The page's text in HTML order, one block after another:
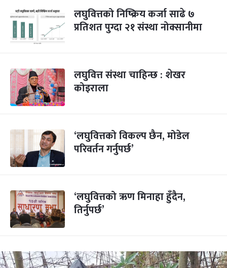
लघुवित्तको निष्क्रिय कर्जा साढे ७
प्रतिशत पुग्दा २१ संस्था नोक्सानीमा
लघुवित्त संस्था चाहिन्छ : शेखर
कोइराला
‘लघुवित्तको विकल्प छैन, मोडेल
परिवर्तन गर्नुपर्छ’
‘लघुवित्तको ऋण मिनाहा हुँदैन,
तिर्नुपर्छ’